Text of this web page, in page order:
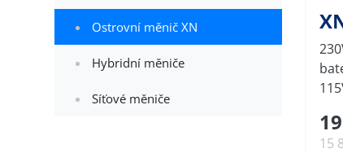
Ostrovní měnič XN
Hybridní měniče
Síťové měniče
15